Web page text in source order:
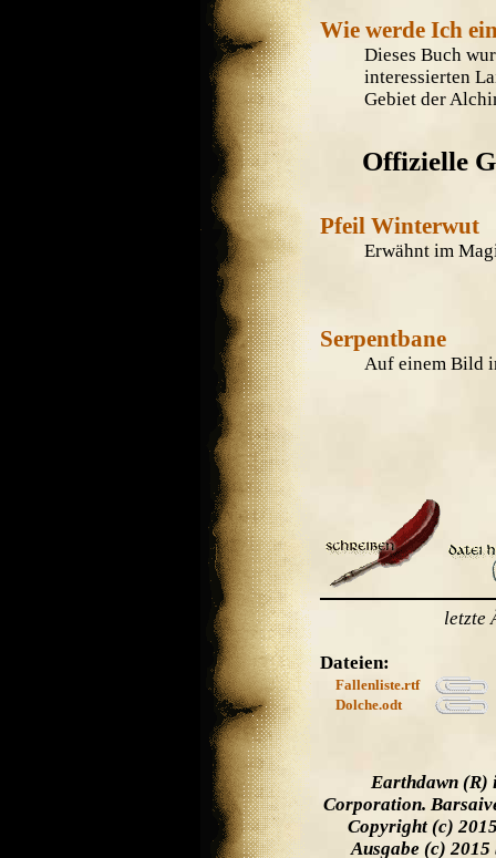
Wie werde Ich
Dieses Buch
interessierten
Gebiet der
Offizielle
Pfeil Winterwut
Erwähnt im
Serpentbane
Auf einem Bild
letzte
Dateien:
Fallenliste.rtf
Dolche.odt
Earthdawn (R)
Corporation.
Copyright (c)
Ausgabe (c) 2015